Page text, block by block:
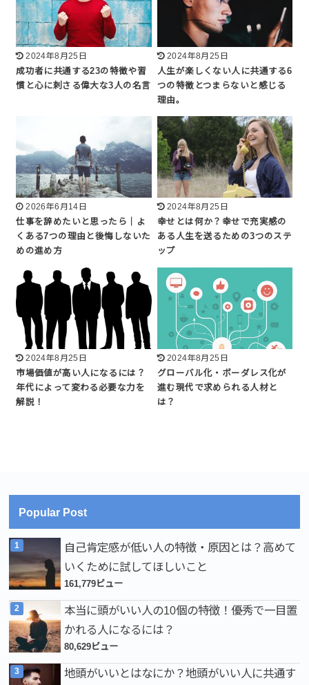
2024年8月25日
成功者に共通する23の特徴や習
慣と心に刺さる偉大な3人の名言
2024年8月25日
人生が楽しくない人に共通する6
つの特徴とつまらないと感じる
理由。
2026年6月14日
仕事を辞めたいと思ったら｜よ
くある7つの理由と後悔しないた
めの進め方
2024年8月25日
幸せとは何か？幸せで充実感の
ある人生を送るための3つのステ
ップ
2024年8月25日
市場価値が高い人になるには？
年代によって変わる必要な力を
解説！
2024年8月25日
グローバル化・ボーダレス化が
進む現代で求められる人材と
は？
Popular Post
自己肯定感が低い人の特徴・原因とは？高めて
いくために試してほしいこと
161,779ビュー
本当に頭がいい人の10個の特徴！優秀で一目置
かれる人になるには？
80,629ビュー
地頭がいいとはなにか？地頭がいい人に共通す